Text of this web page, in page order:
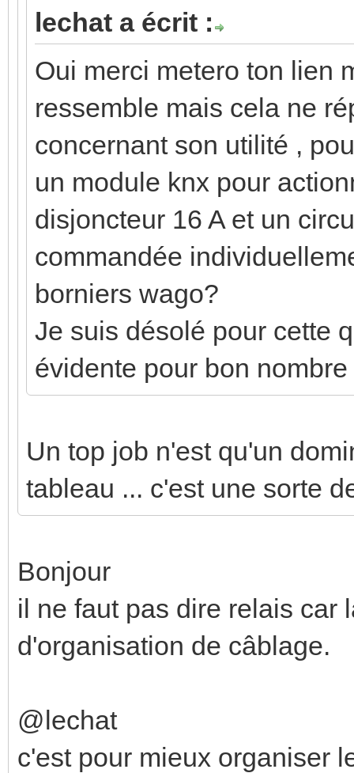
lechat a écrit :
Oui merci metero ton lien
ressemble mais cela ne
concernant son utilité ,
un module knx pour
disjoncteur 16 A et un
commandée
borniers wago?
Je suis désolé pour cette
évidente pour bon nombre
Un top job n'est qu'un
tableau ... c'est une sorte
Bonjour
il ne faut pas dire relais car
d'organisation de câblage.
@lechat
c'est pour mieux organiser